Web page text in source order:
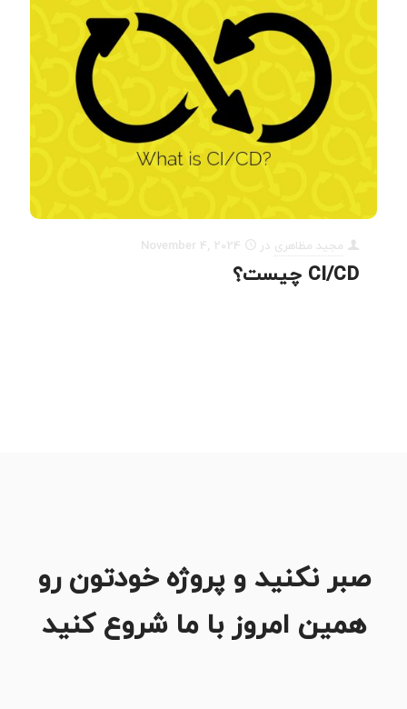
مجید مظاهری در November 4, 2024
CI/CD چیست؟
صبر نکنید و پروژه خودتون رو
همین امروز با ما شروع کنید